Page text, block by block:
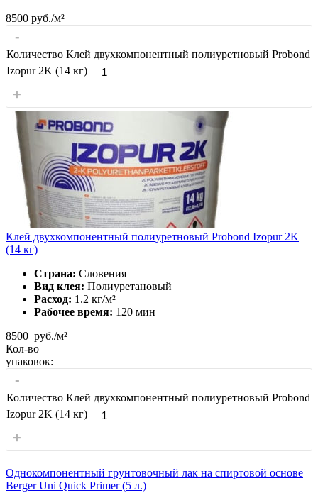
8500 руб./м²
-
Количество Клей двухкомпонентный полиуретновый Probond
Izopur 2K (14 кг)
+
Клей двухкомпонентный полиуретновый Probond Izopur 2K
(14 кг)
Страна: Словения
Вид клея: Полиуретановый
Расход: 1.2 кг/м²
Рабочее время: 120 мин
8500 руб./м²
Кол-во
упаковок:
-
Количество Клей двухкомпонентный полиуретновый Probond
Izopur 2K (14 кг)
+
Однокомпонентный грунтовочный лак на спиртовой основе
Berger Uni Quick Primer (5 л.)